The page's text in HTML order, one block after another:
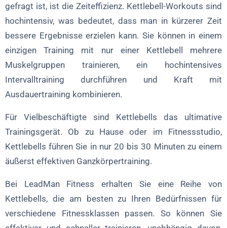
gefragt ist, ist die Zeiteffizienz. Kettlebell-Workouts sind
hochintensiv, was bedeutet, dass man in kürzerer Zeit
bessere Ergebnisse erzielen kann. Sie können in einem
einzigen Training mit nur einer Kettlebell mehrere
Muskelgruppen trainieren, ein hochintensives
Intervalltraining durchführen und Kraft mit
Ausdauertraining kombinieren.
Für Vielbeschäftigte sind Kettlebells das ultimative
Trainingsgerät. Ob zu Hause oder im Fitnessstudio,
Kettlebells führen Sie in nur 20 bis 30 Minuten zu einem
äußerst effektiven Ganzkörpertraining.
Bei LeadMan Fitness erhalten Sie eine Reihe von
Kettlebells, die am besten zu Ihren Bedürfnissen für
verschiedene Fitnessklassen passen. So können Sie